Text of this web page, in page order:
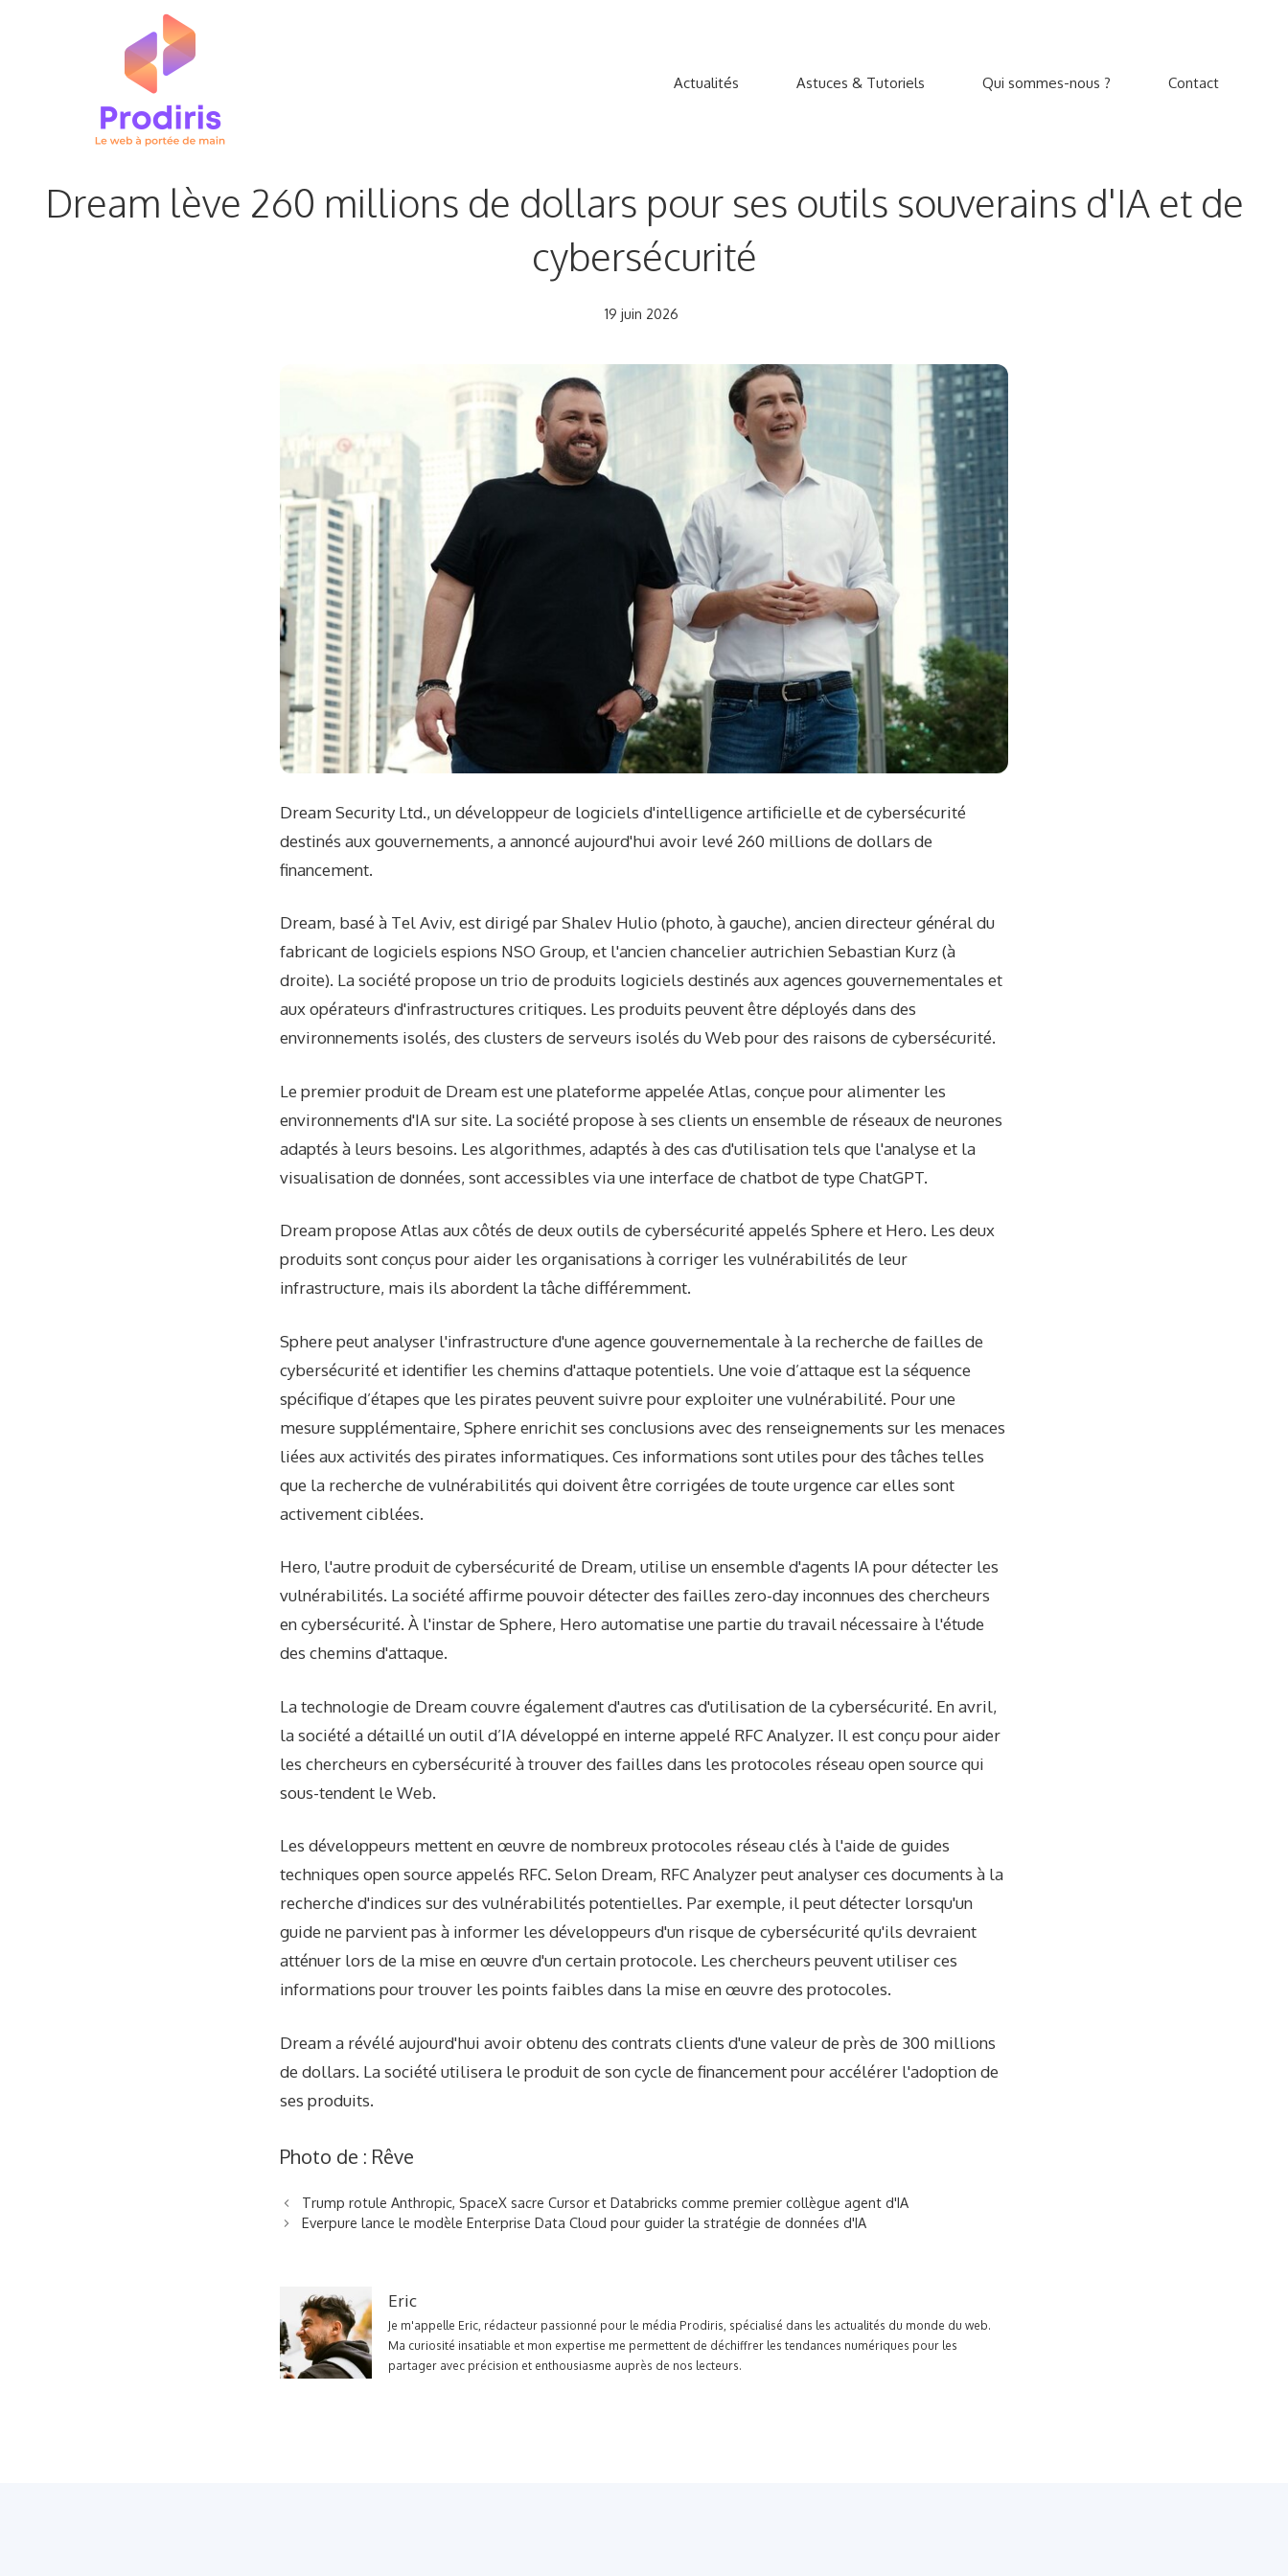
Actualités Astuces & Tutoriels Qui sommes-nous ? Contact
Dream lève 260 millions de dollars pour ses outils souverains d'IA et de
cybersécurité
19 juin 2026
Dream Security Ltd., un développeur de logiciels d'intelligence artificielle et de cybersécurité
destinés aux gouvernements, a annoncé aujourd'hui avoir levé 260 millions de dollars de
financement.
Dream, basé à Tel Aviv, est dirigé par Shalev Hulio (photo, à gauche), ancien directeur général du
fabricant de logiciels espions NSO Group, et l'ancien chancelier autrichien Sebastian Kurz (à
droite). La société propose un trio de produits logiciels destinés aux agences gouvernementales et
aux opérateurs d'infrastructures critiques. Les produits peuvent être déployés dans des
environnements isolés, des clusters de serveurs isolés du Web pour des raisons de cybersécurité.
Le premier produit de Dream est une plateforme appelée Atlas, conçue pour alimenter les
environnements d'IA sur site. La société propose à ses clients un ensemble de réseaux de neurones
adaptés à leurs besoins. Les algorithmes, adaptés à des cas d'utilisation tels que l'analyse et la
visualisation de données, sont accessibles via une interface de chatbot de type ChatGPT.
Dream propose Atlas aux côtés de deux outils de cybersécurité appelés Sphere et Hero. Les deux
produits sont conçus pour aider les organisations à corriger les vulnérabilités de leur
infrastructure, mais ils abordent la tâche différemment.
Sphere peut analyser l'infrastructure d'une agence gouvernementale à la recherche de failles de
cybersécurité et identifier les chemins d'attaque potentiels. Une voie d’attaque est la séquence
spécifique d’étapes que les pirates peuvent suivre pour exploiter une vulnérabilité. Pour une
mesure supplémentaire, Sphere enrichit ses conclusions avec des renseignements sur les menaces
liées aux activités des pirates informatiques. Ces informations sont utiles pour des tâches telles
que la recherche de vulnérabilités qui doivent être corrigées de toute urgence car elles sont
activement ciblées.
Hero, l'autre produit de cybersécurité de Dream, utilise un ensemble d'agents IA pour détecter les
vulnérabilités. La société affirme pouvoir détecter des failles zero-day inconnues des chercheurs
en cybersécurité. À l'instar de Sphere, Hero automatise une partie du travail nécessaire à l'étude
des chemins d'attaque.
La technologie de Dream couvre également d'autres cas d'utilisation de la cybersécurité. En avril,
la société a détaillé un outil d’IA développé en interne appelé RFC Analyzer. Il est conçu pour aider
les chercheurs en cybersécurité à trouver des failles dans les protocoles réseau open source qui
sous-tendent le Web.
Les développeurs mettent en œuvre de nombreux protocoles réseau clés à l'aide de guides
techniques open source appelés RFC. Selon Dream, RFC Analyzer peut analyser ces documents à la
recherche d'indices sur des vulnérabilités potentielles. Par exemple, il peut détecter lorsqu'un
guide ne parvient pas à informer les développeurs d'un risque de cybersécurité qu'ils devraient
atténuer lors de la mise en œuvre d'un certain protocole. Les chercheurs peuvent utiliser ces
informations pour trouver les points faibles dans la mise en œuvre des protocoles.
Dream a révélé aujourd'hui avoir obtenu des contrats clients d'une valeur de près de 300 millions
de dollars. La société utilisera le produit de son cycle de financement pour accélérer l'adoption de
ses produits.
Photo de : Rêve
Trump rotule Anthropic, SpaceX sacre Cursor et Databricks comme premier collègue agent d'IA
Everpure lance le modèle Enterprise Data Cloud pour guider la stratégie de données d'IA
Eric
Je m'appelle Eric, rédacteur passionné pour le média Prodiris, spécialisé dans les actualités du monde du web.
Ma curiosité insatiable et mon expertise me permettent de déchiffrer les tendances numériques pour les
partager avec précision et enthousiasme auprès de nos lecteurs.